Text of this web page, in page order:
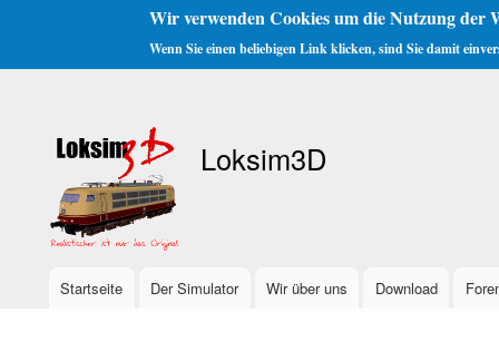
Wir verwenden Cookies um die Nutzung der
Wenn Sie einen beliebigen Link klicken, sind Sie damit
Loksim3D
Hauptnavigation
Startseite Der Simulator Wir über uns Download